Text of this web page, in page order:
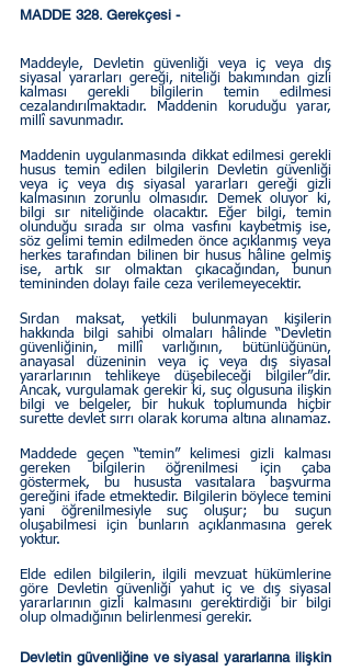
MADDE 328. Gerekçesi -
Maddeyle, Devletin güvenliği veya iç veya dış
siyasal yararları gereği, niteliği bakımından gizli
kalması gerekli bilgilerin temin edilmesi
cezalandırılmaktadır. Maddenin koruduğu yarar,
millî savunmadır.
Maddenin uygulanmasında dikkat edilmesi gerekli
husus temin edilen bilgilerin Devletin güvenliği
veya iç veya dış siyasal yararları gereği gizli
kalmasının zorunlu olmasıdır. Demek oluyor ki,
bilgi sır niteliğinde olacaktır. Eğer bilgi, temin
olunduğu sırada sır olma vasfını kaybetmiş ise,
söz gelimi temin edilmeden önce açıklanmış veya
herkes tarafından bilinen bir husus hâline gelmiş
ise, artık sır olmaktan çıkacağından, bunun
temininden dolayı faile ceza verilemeyecektir.
Sırdan maksat, yetkili bulunmayan kişilerin
hakkında bilgi sahibi olmaları hâlinde “Devletin
güvenliğinin, millî varlığının, bütünlüğünün,
anayasal düzeninin veya iç veya dış siyasal
yararlarının tehlikeye düşebileceği bilgiler”dir.
Ancak, vurgulamak gerekir ki, suç olgusuna ilişkin
bilgi ve belgeler, bir hukuk toplumunda hiçbir
surette devlet sırrı olarak koruma altına alınamaz.
Maddede geçen “temin” kelimesi gizli kalması
gereken bilgilerin öğrenilmesi için çaba
göstermek, bu hususta vasıtalara başvurma
gereğini ifade etmektedir. Bilgilerin böylece temini
yani öğrenilmesiyle suç oluşur; bu suçun
oluşabilmesi için bunların açıklanmasına gerek
yoktur.
Elde edilen bilgilerin, ilgili mevzuat hükümlerine
göre Devletin güvenliği yahut iç ve dış siyasal
yararlarının gizli kalmasını gerektirdiği bir bilgi
olup olmadığının belirlenmesi gerekir.
Devletin güvenliğine ve siyasal yararlarına ilişkin